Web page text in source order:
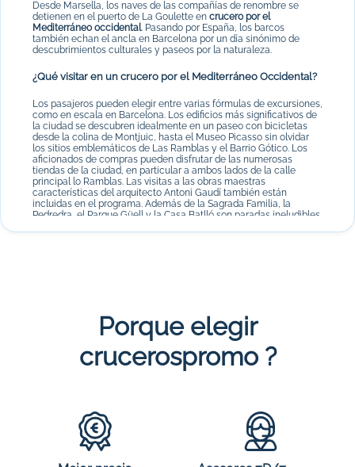
Desde Marsella, los naves de las compañías de renombre se
detienen en el puerto de La Goulette en crucero por el
Mediterráneo occidental. Pasando por España, los barcos
también echan el ancla en Barcelona por un día sinónimo de
descubrimientos culturales y paseos por la naturaleza.
¿Qué visitar en un crucero por el Mediterráneo Occidental?
Los pasajeros pueden elegir entre varias fórmulas de excursiones,
como en escala en Barcelona. Los edificios más significativos de
la ciudad se descubren idealmente en un paseo con bicicletas
desde la colina de Montjuic, hasta el Museo Picasso sin olvidar
los sitios emblemáticos de Las Ramblas y el Barrio Gótico. Los
aficionados de compras pueden disfrutar de las numerosas
tiendas de la ciudad, en particular a ambos lados de la calle
principal lo Ramblas. Las visitas a las obras maestras
características del arquitecto Antoni Gaudí también están
incluidas en el programa. Además de la Sagrada Familia, la
Pedredra, el Parque Güell y la Casa Batlló son paradas ineludibles.
¿Qué compañía proponen cruceros por el Mediterráneo
Costa Cruceros cuenta entre las mejores compañías que ofrecen
Favolosa, Costa Mediterranea y
Costa neoClassicaforman parte
de la flota Costa y prometen un viaje inolvidable y único. Los
servicios propuestos en cruceros mediterráneo occidental
baratos corresponden a la fama de la compañía. Los viajes todo
Porque elegir
crucerospromo ?